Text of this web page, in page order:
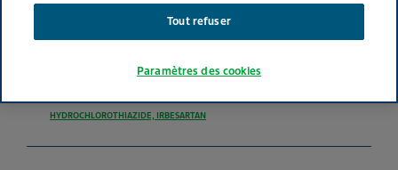
HYDROCHLOROTHIAZIDE, IRBESARTAN
Tout refuser
Paramètres des cookies